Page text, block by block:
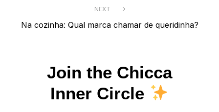
de
NEXT
Next
Na cozinha: Qual marca chamar de queridinha?
Join the Chicca
Inner Circle